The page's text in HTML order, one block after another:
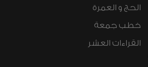
الحج و العمرة
خطب جمعة
القراءات العشر